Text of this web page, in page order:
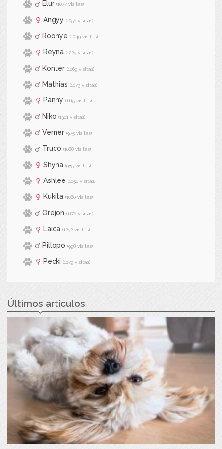
Elur (1077 visitas)
Angyy (1056 visitas)
Roonye (1049 visitas)
Reyna (1225 visitas)
Konter (1069 visitas)
Mathias (1073 visitas)
Panny (1115 visitas)
Niko (1301 visitas)
Verner (975 visitas)
Truco (1088 visitas)
Shyna (985 visitas)
Ashlee (1058 visitas)
Kukita (1060 visitas)
Orejon (1176 visitas)
Laica (1252 visitas)
Pillopo (998 visitas)
Pecki (1079 visitas)
Últimos artículos